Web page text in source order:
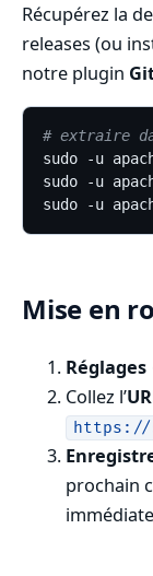
Récupérez la
releases (ou
notre plugin
# extraire
Mise en
Collez l’
https://
prochain